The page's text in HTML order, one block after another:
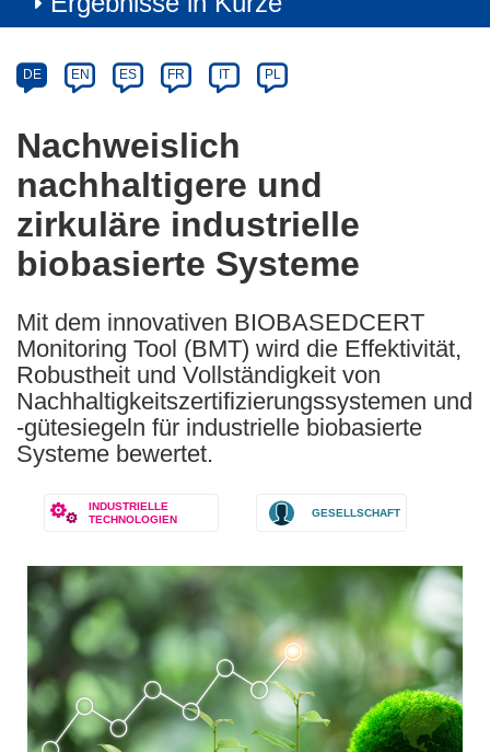
Category
Article
available
the
following
languages:
DE EN ES FR IT PL
Nachweislich
nachhaltigere und
zirkuläre industrielle
biobasierte Systeme
Mit dem innovativen BIOBASEDCERT
Monitoring Tool (BMT) wird die Effektivität,
Robustheit und Vollständigkeit von
Nachhaltigkeitszertifizierungssystemen und
-gütesiegeln für industrielle biobasierte
Systeme bewertet.
INDUSTRIELLE
TECHNOLOGIEN
GESELLSCHAFT